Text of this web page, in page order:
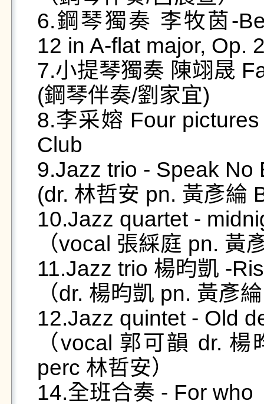
6.鋼琴獨奏 李牧茵-
12 in A-flat major, Op.
7.小提琴獨奏 陳翊晟
(鋼琴伴奏/劉家宜)
8.李采嫆 Four
Club
9.Jazz trio - Speak No
(dr. 林哲安 pn. 黃彥綸
10.Jazz quartet -
（vocal 張綵庭 pn. 黃
11.Jazz trio 楊昀凱 -
（dr. 楊昀凱 pn. 黃彥
12.Jazz quintet - Old
（vocal 郭可韻 dr.
perc 林哲安）
14.全班合奏 - For who